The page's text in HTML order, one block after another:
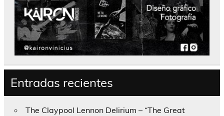
Entradas recientes
The Claypool Lennon Delirium – “The Great